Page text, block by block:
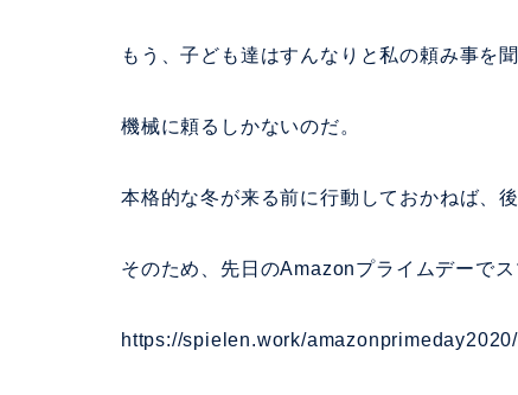
もう、子ども達はすんなりと私の頼み事を
機械に頼るしかないのだ。
本格的な冬が来る前に行動しておかねば、
そのため、先日のAmazonプライムデーで
https://spielen.work/amazonprimeday2020/